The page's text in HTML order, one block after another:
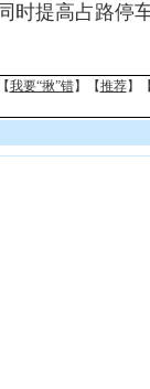
时提高占路停
我要“揪”错】【推荐】